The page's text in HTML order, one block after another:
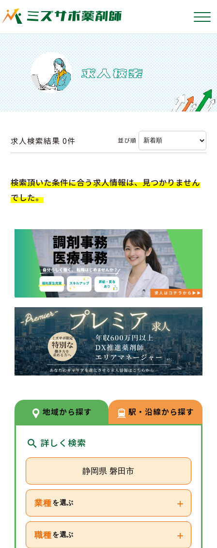
求人検索結果0件 並び順
検索頂いた条件に合う求人情報は、見つかりません
でした。
地域から探す 駅・沿線から探す
詳しく検索
静岡県 磐田市
業種 を選ぶ +
職種 を選ぶ +